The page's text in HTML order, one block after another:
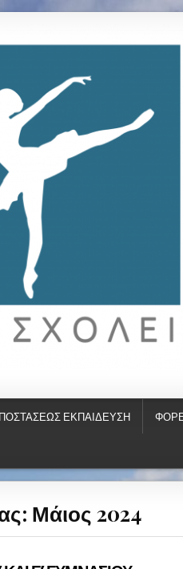
ΕΚΠΑΊΔΕΥΣΗ
Μάιος 2024